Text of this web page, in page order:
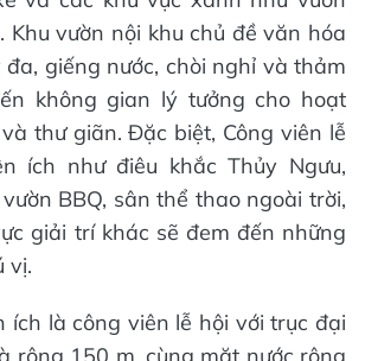
trong khi nhà vệ sinh được thiết
sự tách biệt giữa khu vực ướt
tiện trong sinh hoạt.